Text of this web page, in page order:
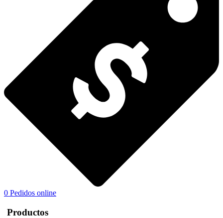
0 Pedidos online
Productos